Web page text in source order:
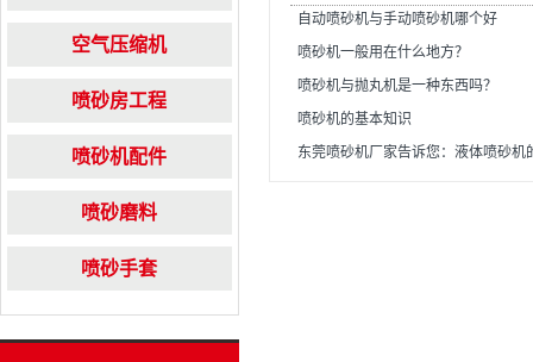
自动喷砂机与手动喷砂机哪个好
喷砂机一般用在什么地方？
喷砂机与抛丸机是一种东西吗？
喷砂机的基本知识
东莞喷砂机厂家告诉您：液体喷砂机
空气压缩机
喷砂房工程
喷砂机配件
喷砂磨料
喷砂手套